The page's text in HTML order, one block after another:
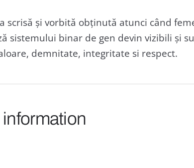
scrisă și vorbită obținută atunci când
sistemului binar de gen devin vizibili și
demnitate, integritate si respect.